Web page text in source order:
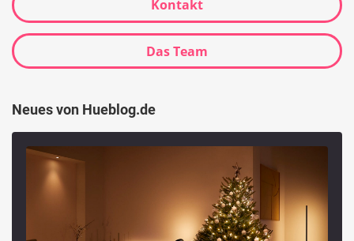
Kontakt
Das Team
Neues von Hueblog.de